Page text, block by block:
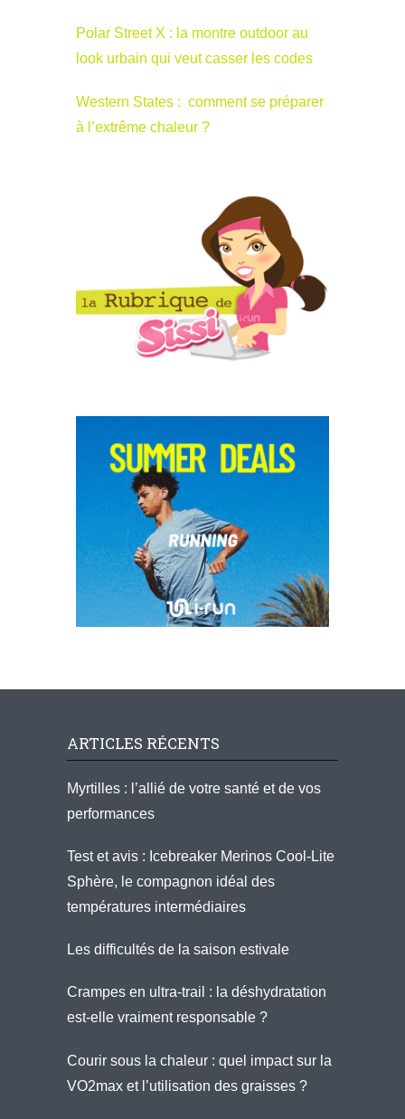
Polar Street X : la montre outdoor au
look urbain qui veut casser les codes
Western States : comment se préparer
à l’extrême chaleur ?
ARTICLES RÉCENTS
Myrtilles : l’allié de votre santé et de vos
performances
Test et avis : Icebreaker Merinos Cool-Lite
Sphère, le compagnon idéal des
températures intermédiaires
Les difficultés de la saison estivale
Crampes en ultra-trail : la déshydratation
est-elle vraiment responsable ?
Courir sous la chaleur : quel impact sur la
VO2max et l’utilisation des graisses ?